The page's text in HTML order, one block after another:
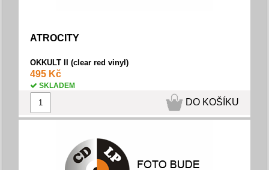
ATROCITY
OKKULT II (clear red vinyl)
495 Kč
SKLADEM
DO KOŠÍKU